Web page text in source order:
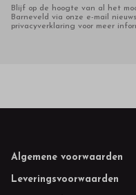
Blijf op de hoogte van al het
Barneveld via onze e-mail
privacyverklaring voor meer
Footer
Algemene voorwaarden
Leveringsvoorwaarden